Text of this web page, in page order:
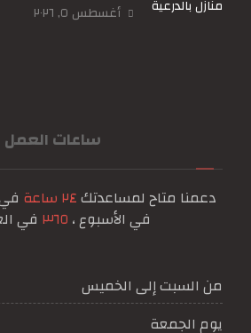
أغسطس ٥, ٢٠٢٦
ساعات العمل
دعمنا متاح لمساعدتك٢٤ ساعة
في الأسبوع ، ٣٦٥ في
من السبت إلى الخميس
يوم الجمعة